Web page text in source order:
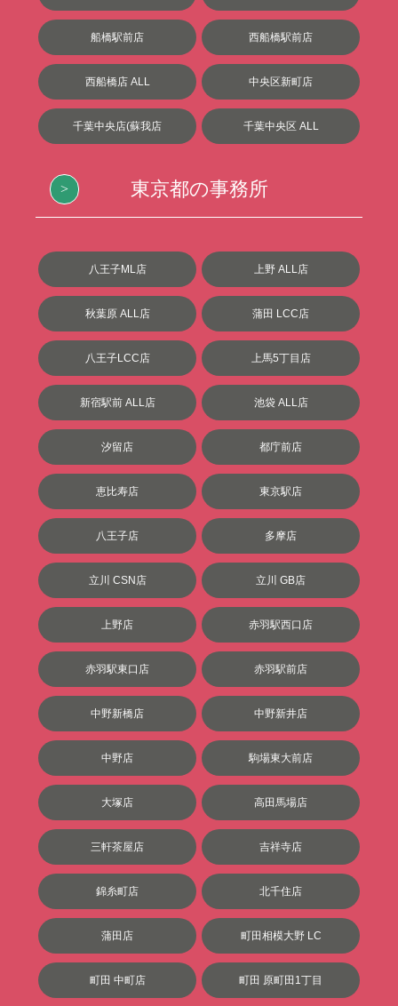
船橋駅前店 西船橋駅前店
西船橋店 ALL 中央区新町店
千葉中央店(蘇我店 千葉中央区 ALL
東京都の事務所
八王子ML店 上野 ALL店
秋葉原 ALL店 蒲田 LCC店
八王子LCC店 上馬5丁目店
新宿駅前 ALL店 池袋 ALL店
汐留店 都庁前店
恵比寿店 東京駅店
八王子店 多摩店
立川 CSN店 立川 GB店
上野店 赤羽駅西口店
赤羽駅東口店 赤羽駅前店
中野新橋店 中野新井店
中野店 駒場東大前店
大塚店 高田馬場店
三軒茶屋店 吉祥寺店
錦糸町店 北千住店
蒲田店 町田相模大野 LC
町田 中町店 町田 原町田1丁目